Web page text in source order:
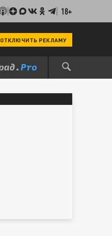
18+
ОТКЛЮЧИТЬ РЕКЛАМУ